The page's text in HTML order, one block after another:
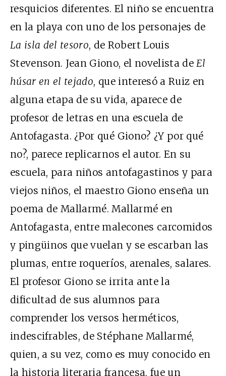
resquicios diferentes. El niño se encuentra
en la playa con uno de los personajes de
La isla del tesoro, de Robert Louis
Stevenson. Jean Giono, el novelista deEl
húsar en el tejado, que interesó a Ruiz en
alguna etapa de su vida, aparece de
profesor de letras en una escuela de
Antofagasta. ¿Por qué Giono? ¿Y por qué
no?, parece replicarnos el autor. En su
escuela, para niños antofagastinos y para
viejos niños, el maestro Giono enseña un
poema de Mallarmé. Mallarmé en
Antofagasta, entre malecones carcomidos
y pingüinos que vuelan y se escarban las
plumas, entre roqueríos, arenales, salares.
El profesor Giono se irrita ante la
dificultad de sus alumnos para
comprender los versos herméticos,
indescifrables, de Stéphane Mallarmé,
quien, a su vez, como es muy conocido en
la historia literaria francesa, fue un